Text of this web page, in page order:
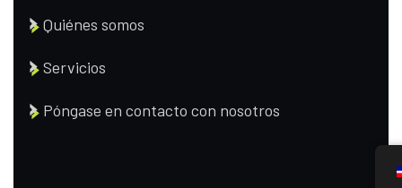
Quiénes somos
Servicios
Póngase en contacto con nosotros